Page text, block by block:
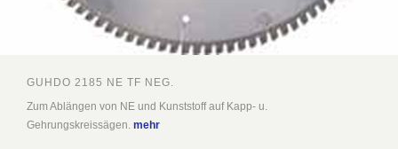
GUHDO 2185 NE TF NEG.
Zum Ablängen von NE und Kunststoff auf Kapp- u.
Gehrungskreissägen. mehr